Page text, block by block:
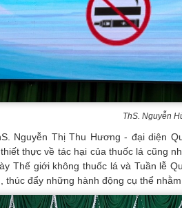
ThS. Nguyễn
Nguyễn Thị Thu Hương - đại diện
thực về tác hại của thuốc lá cũng
Thế giới không thuốc lá và Tuần lễ
thúc đẩy những hành động cụ thể